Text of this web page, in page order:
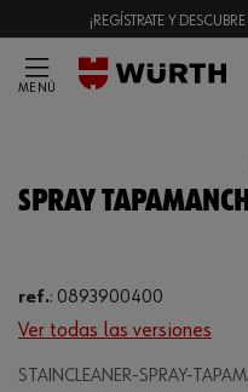
¡REGÍSTRATE Y
MENÚ
SPRAY
ref.: 0893900400
Ver todas las versiones
STAINCLEANER-SPRAY-